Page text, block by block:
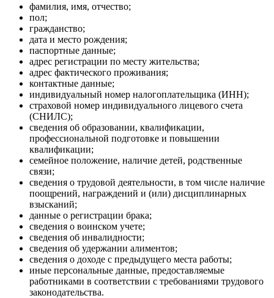
фамилия, имя, отчество;
пол;
гражданство;
дата и место рождения;
паспортные данные;
адрес регистрации по месту жительства;
адрес фактического проживания;
контактные данные;
индивидуальный номер налогоплательщика (ИНН);
страховой номер индивидуального лицевого счета
(СНИЛС);
сведения об образовании, квалификации,
профессиональной подготовке и повышении
квалификации;
семейное положение, наличие детей, родственные
связи;
сведения о трудовой деятельности, в том числе наличие
поощрений, награждений и (или) дисциплинарных
взысканий;
данные о регистрации брака;
сведения о воинском учете;
сведения об инвалидности;
сведения об удержании алиментов;
сведения о доходе с предыдущего места работы;
иные персональные данные, предоставляемые
работниками в соответствии с требованиями трудового
законодательства.